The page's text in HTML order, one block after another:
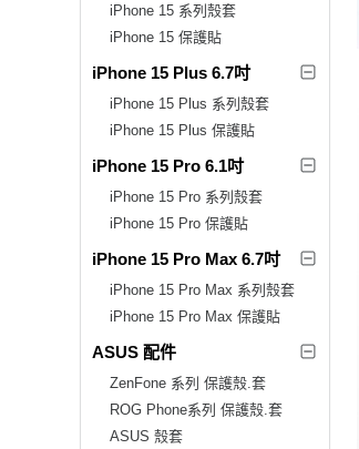
iPhone 15 系列殼套
iPhone 15 保護貼
iPhone 15 Plus 6.7吋
iPhone 15 Plus 系列殼套
iPhone 15 Plus 保護貼
iPhone 15 Pro 6.1吋
iPhone 15 Pro 系列殼套
iPhone 15 Pro 保護貼
iPhone 15 Pro Max 6.7吋
iPhone 15 Pro Max 系列殼套
iPhone 15 Pro Max 保護貼
ASUS 配件
ZenFone 系列 保護殼.套
ROG Phone系列 保護殼.套
ASUS 殼套